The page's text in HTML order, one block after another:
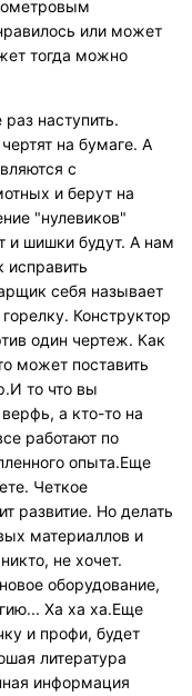
или может
тогда можно
наступить.
на бумаге. А
с
и берут на
"нулевиков"
и шишки будут. А нам
исправить
себя называет
Конструктор
один чертеж. Как
может поставить
то что вы
а кто-то на
работают по
опыта.Еще
Четкое
развитие. Но делать
материаллов и
не хочет.
оборудование,
Ха ха ха.Еще
и профи, будет
литература
информация